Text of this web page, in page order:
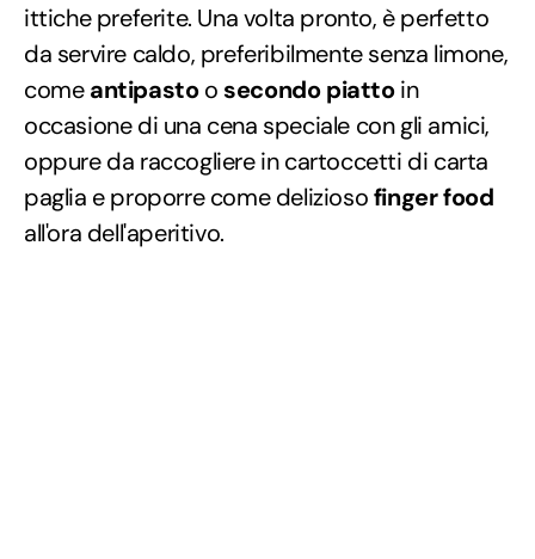
ittiche preferite. Una volta pronto, è perfetto
da servire caldo, preferibilmente senza limone,
comeantipastoo secondo piattoin
occasione di una cena speciale con gli amici,
oppure da raccogliere in cartoccetti di carta
paglia e proporre come deliziosofinger food
all'ora dell'aperitivo.